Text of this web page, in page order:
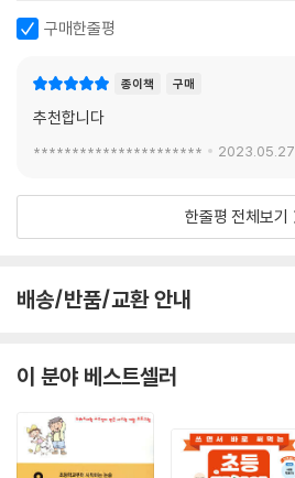
구매한줄평
종이책 구매
추천합니다
********************** 2023.05.27.
한줄평 전체보기
배송/반품/교환 안내
이 분야 베스트셀러